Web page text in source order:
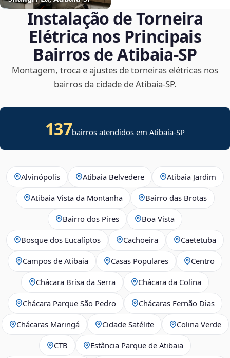
Instalação de Torneira
Elétrica nos Principais
Bairros de Atibaia‑SP
Montagem, troca e ajustes de torneiras elétricas nos
bairros da cidade de Atibaia‑SP.
137bairros atendidos em Atibaia-SP
Alvinópolis Atibaia Belvedere Atibaia Jardim
Atibaia Vista da Montanha Bairro das Brotas
Bairro dos Pires Boa Vista
Bosque dos Eucalíptos Cachoeira Caetetuba
Campos de Atibaia Casas Populares Centro
Chácara Brisa da Serra Chácara da Colina
Chácara Parque São Pedro Chácaras Fernão Dias
Chácaras Maringá Cidade Satélite Colina Verde
CTB Estância Parque de Atibaia